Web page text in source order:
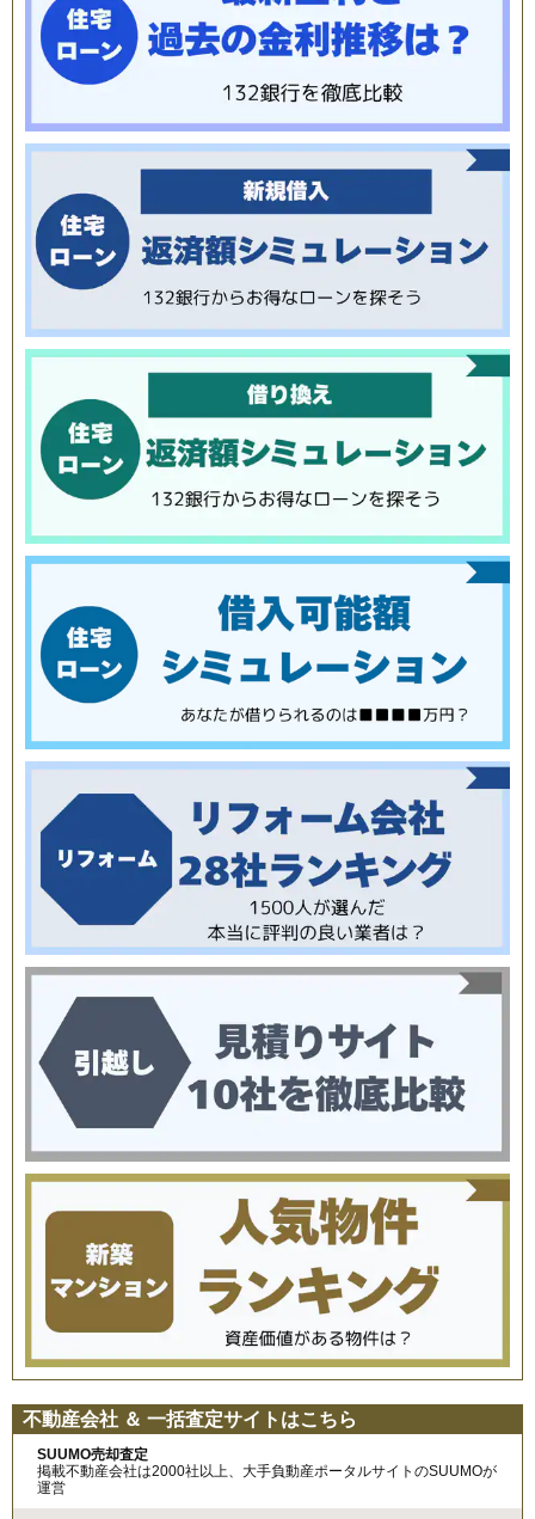
不動産会社 ＆ 一括査定サイトはこちら
SUUMO売却査定
掲載不動産会社は2000社以上、大手負動産ポータルサイトのSUUMOが
運営